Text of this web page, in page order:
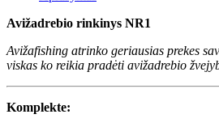
Avižadrebio rinkinys NR1
Avižafishing atrinko geriausias prekes
viskas ko reikia pradėti avižadrebio
Komplekte: